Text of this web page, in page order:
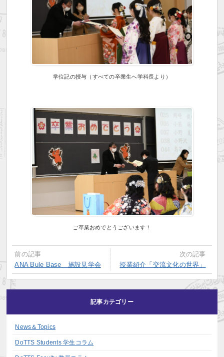
学位記の授与（すべての卒業生へ学科長より）
ご卒業おめでとうございます！
前の記事
ANA Bule Base 施設見学会
次の記事
授業紹介「交流文化の世界」
記事カテゴリー
News＆Topics
DoTTS Students 学生コラム